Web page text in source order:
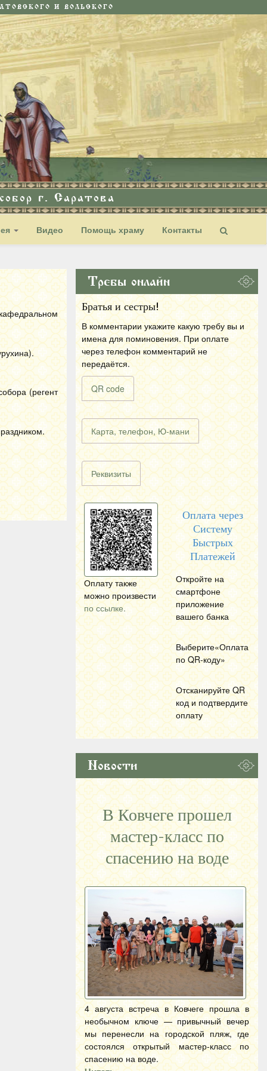
И ВОЛЬСКОГО
г. Саратова
Видео Помощь храму Контакты
(регент
Требы онлайн
Братья и сестры!
В комментарии укажите какую требу вы и
имена для поминовения. При оплате
через телефон комментарий не
передаётся.
QR code
Карта, телефон, Ю-мани
Реквизиты
Оплату также
можно произвести
по ссылке.
Оплата через
Систему
Быстрых
Платежей
Откройте на
смартфоне
приложение
вашего банка
Выберите«Оплата
по QR-коду»
Отсканируйте QR
код и подтвердите
оплату
Новости
В Ковчеге прошел
мастер-класс по
спасению на воде
4 августа встреча в Ковчеге прошла в
необычном ключе — привычный вечер
мы перенесли на городской пляж, где
состоялся открытый мастер-класс по
спасению на воде.